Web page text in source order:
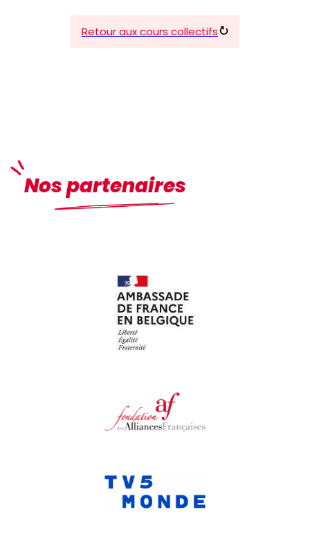
Retour aux cours collectifs
Nos partenaires